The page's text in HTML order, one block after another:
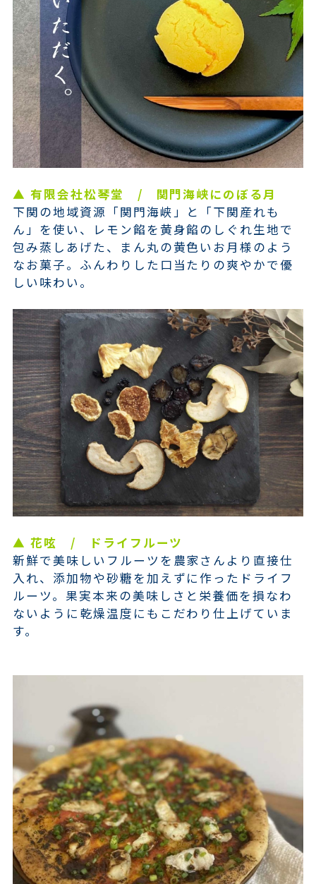
▲ 有限会社松琴堂 / 関門海峡にのぼる月
下関の地域資源「関門海峡」と「下関産れも
ん」を使い、レモン餡を黄身餡のしぐれ生地で
包み蒸しあげた、まん丸の黄色いお月様のよう
なお菓子。ふんわりした口当たりの爽やかで優
しい味わい。
▲ 花呟 / ドライフルーツ
新鮮で美味しいフルーツを農家さんより直接仕
入れ、添加物や砂糖を加えずに作ったドライフ
ルーツ。果実本来の美味しさと栄養価を損なわ
ないように乾燥温度にもこだわり仕上げていま
す。